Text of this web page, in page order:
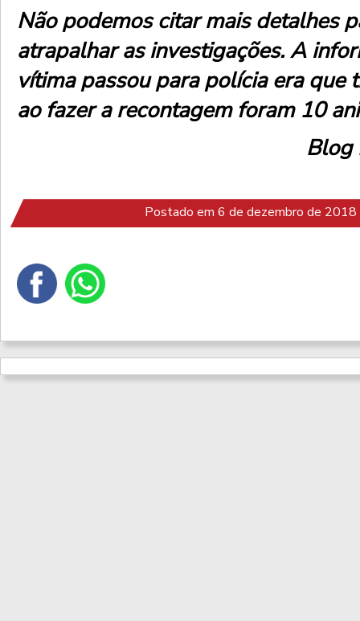
Não podemos citar mais detalhes
atrapalhar as investigações. A
vítima passou para polícia era que
ao fazer a recontagem foram 10
Blog
Postado em 6 de dezembro de